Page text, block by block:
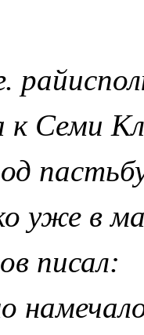
к Семи
уже в
писал: